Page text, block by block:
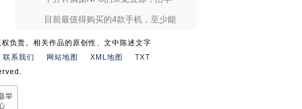
目前最值得购买的4款手机，至少能
负责。相关作品的原创性、文中陈述文字
联系我们 网站地图 XML地图
TXT